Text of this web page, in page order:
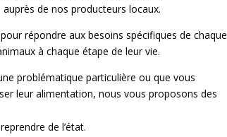
de nos producteurs locaux.
répondre aux besoins spécifiques de chaque
à chaque étape de leur vie.
problématique particulière ou que vous
leur alimentation, nous vous proposons des
de l’état.